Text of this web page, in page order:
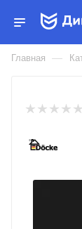
ТРУБА
Главная —